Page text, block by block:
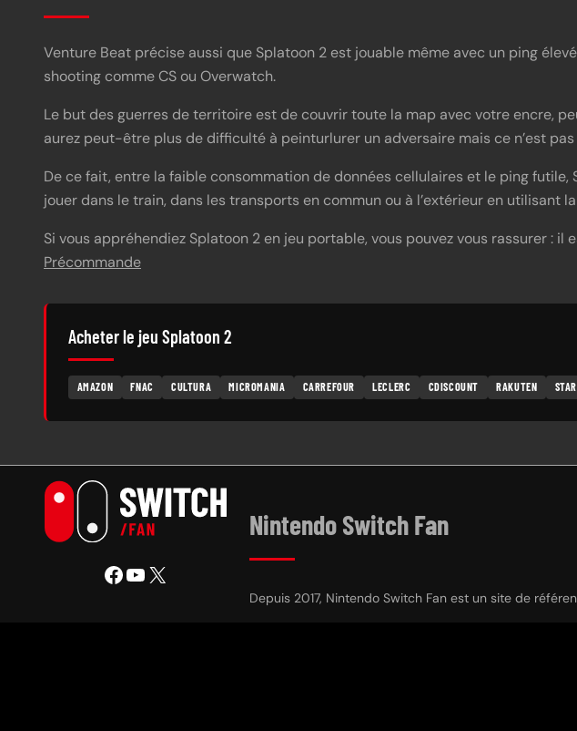
Venture Beat précise aussi que Splatoon 2 est jouable même avec un ping
shooting comme CS ou Overwatch.
Le but des guerres de territoire est de couvrir toute la map avec votre encre,
aurez peut-être plus de difficulté à peinturlurer un adversaire mais ce n’est
De ce fait, entre la faible consommation de données cellulaires et le ping
jouer dans le train, dans les transports en commun ou à l’extérieur en utilisant
Si vous appréhendiez Splatoon 2 en jeu portable, vous pouvez vous rassurer : il
Précommande
Acheter le jeu Splatoon 2
AMAZON FNAC CULTURA MICROMANIA CARREFOUR LECLERC CDISCOUNT RAKUTEN
Facebook YouTube X
Nintendo Switch Fan
Depuis 2017, Nintendo Switch Fan est un site de